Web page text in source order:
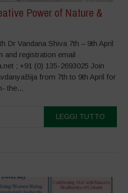
Power of Nature &
Dr Vandana Shiva 7th – 9th April
and registration email
; +91 (0) 135-2693025 Join
from 7th to 9th April for
the...
LEGGI TUTTO